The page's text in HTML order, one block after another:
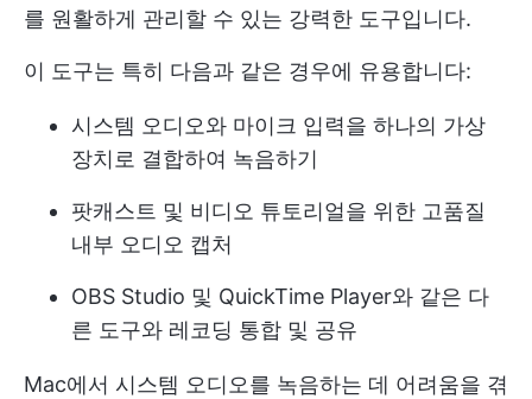
를 원활하게 관리할 수 있는 강력한 도구입니다.
이 도구는 특히 다음과 같은 경우에 유용합니다:
시스템 오디오와 마이크 입력을 하나의 가상
장치로 결합하여 녹음하기
팟캐스트 및 비디오 튜토리얼을 위한 고품질
내부 오디오 캡처
OBS Studio 및 QuickTime Player와 같은 다
른 도구와 레코딩 통합 및 공유
Mac에서 시스템 오디오를 녹음하는 데 어려움을 겪